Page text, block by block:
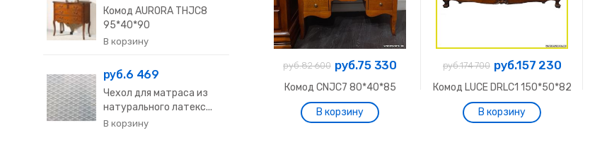
руб.82 600 руб.75 330
Комод CNJC7 80*40*85
руб.174 700 руб.157 230
Комод LUCE DRLC1 150*50*82
Комод AURORA THJC8
95*40*90
руб.6 469
Чехол для матраса из
натурального латекс...